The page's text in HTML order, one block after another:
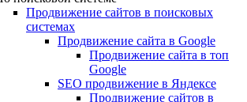
Продвижение сайтов в поисковых
системах
Продвижение сайта в Google
Продвижение сайта в топ
Google
SEO продвижение в Яндексе
Продвижение сайтов в